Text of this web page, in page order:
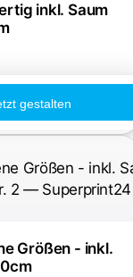
inkl. Saum
Größen - inkl.
gestalten